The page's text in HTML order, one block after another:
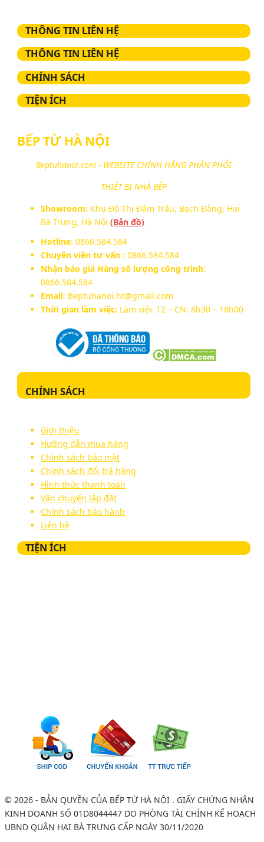
THÔNG TIN LIÊN HỆ
THÔNG TIN LIÊN HỆ
CHÍNH SÁCH
TIỆN ÍCH
BẾP TỪ HÀ NỘI
Beptuhanoi.com - WEBSITE CHÍNH HÃNG PHÂN PHỐI
THIẾT BỊ NHÀ BẾP
Showroom: Khu Đô Thị Đầm Trấu, Bạch Đằng, Hai
Bà Trưng, Hà Nội (Bản đồ)
Hotline: 0866.584.584
Chuyên viên tư vấn : 0866.584.584
Nhận báo giá Hàng số lượng công trình:
0866.584.584
Email: Beptuhanoi.ht@gmail.com
Thời gian làm việc: Làm việc T2 – CN: 8h30 – 18h00
CHÍNH SÁCH
Giới thiệu
Hướng dẫn mua hàng
Chính sách bảo mật
Chính sách đổi trả hàng
Hình thức thanh toán
Vận chuyển lắp đặt
Chính sách bảo hành
Liên hệ
TIỆN ÍCH
© 2026 - BẢN QUYỀN CỦA BẾP TỪ HÀ NỘI . GIẤY CHỨNG NHẬN
KINH DOANH SỐ 01D8044447 DO PHÒNG TÀI CHÍNH KẾ HOẠCH
UBND QUẬN HAI BÀ TRƯNG CẤP NGÀY 30/11/2020